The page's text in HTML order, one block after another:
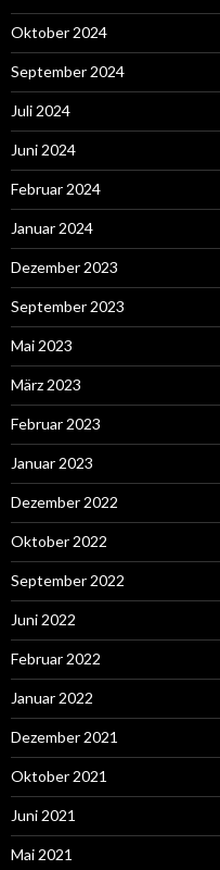
Oktober 2024
September 2024
Juli 2024
Juni 2024
Februar 2024
Januar 2024
Dezember 2023
September 2023
Mai 2023
März 2023
Februar 2023
Januar 2023
Dezember 2022
Oktober 2022
September 2022
Juni 2022
Februar 2022
Januar 2022
Dezember 2021
Oktober 2021
Juni 2021
Mai 2021